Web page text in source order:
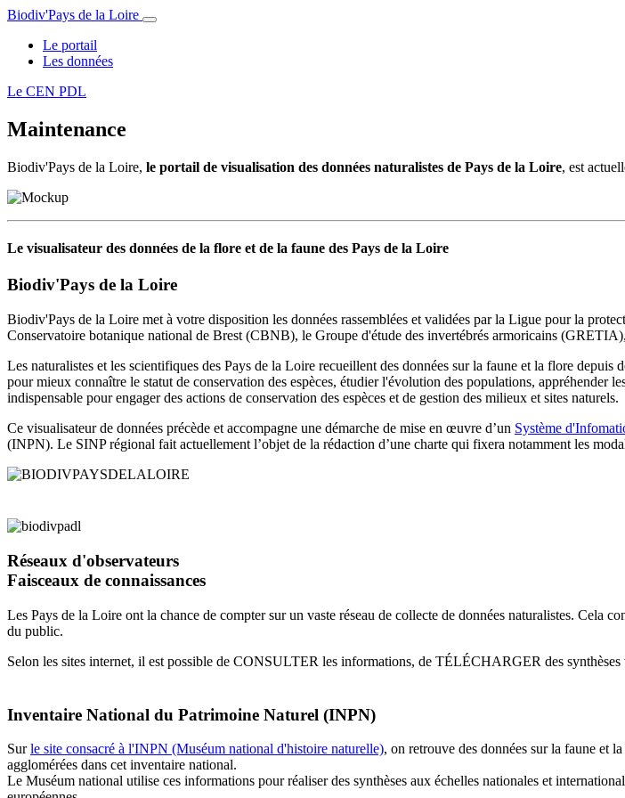
Biodiv'Pays de la Loire
Le portail
Les données
Le CEN PDL
Maintenance
Biodiv'Pays de la Loire, le portail de visualisation des données naturalistes de Pays de la Loire, est
Le visualisateur des données de la flore et de la faune des Pays de la Loire
Biodiv'Pays de la Loire
Biodiv'Pays de la Loire met à votre disposition les données rassemblées et validées par la Ligue pour la
Conservatoire botanique national de Brest (CBNB), le Groupe d'étude des invertébrés armoricains
Les naturalistes et les scientifiques des Pays de la Loire recueillent des données sur la faune et la flore
pour mieux connaître le statut de conservation des espèces, étudier l'évolution des populations, appréhender
indispensable pour engager des actions de conservation des espèces et de gestion des milieux et sites naturels.
Ce visualisateur de données précède et accompagne une démarche de mise en œuvre d’un Système
(INPN). Le SINP régional fait actuellement l’objet de la rédaction d’une charte qui fixera notamment les
Réseaux d'observateurs
Faisceaux de connaissances
Les Pays de la Loire ont la chance de compter sur un vaste réseau de collecte de données naturalistes. Cela
du public.
Selon les sites internet, il est possible de CONSULTER les informations, de TÉLÉCHARGER des
Inventaire National du Patrimoine Naturel (INPN)
Surle site consacré à l'INPN (Muséum national d'histoire naturelle), on retrouve des données sur la faune et
agglomérées dans cet inventaire national.
Le Muséum national utilise ces informations pour réaliser des synthèses aux échelles nationales et